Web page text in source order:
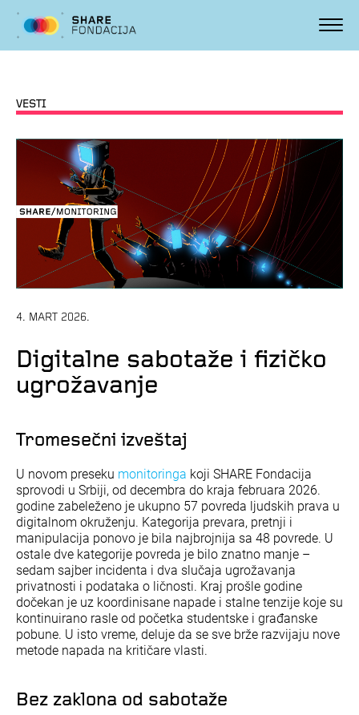
VESTI
4. MART 2026.
Digitalne sabotaže i fizičko
ugrožavanje
Tromesečni izveštaj
U novom preseku monitoringa koji SHARE Fondacija
sprovodi u Srbiji, od decembra do kraja februara 2026.
godine zabeleženo je ukupno 57 povreda ljudskih prava u
digitalnom okruženju. Kategorija prevara, pretnji i
manipulacija ponovo je bila najbrojnija sa 48 povrede. U
ostale dve kategorije povreda je bilo znatno manje –
sedam sajber incidenta i dva slučaja ugrožavanja
privatnosti i podataka o ličnosti. Kraj prošlе godinе
dočekan je uz koordinisane napade i stalne tenzije koje su
kontinuirano rasle od početka studentske i građanske
pobune. U isto vreme, deluje da se sve brže razvijaju nove
metode napada na kritičare vlasti.
Bez zaklona od sabotaže